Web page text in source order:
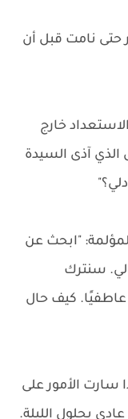
حتى نامت قبل أن
خارج
آذى السيدة
"ابحث عن
سنترك
عاطفيًا. كيف حال
سارت الأمور على
بحلول الليلة.